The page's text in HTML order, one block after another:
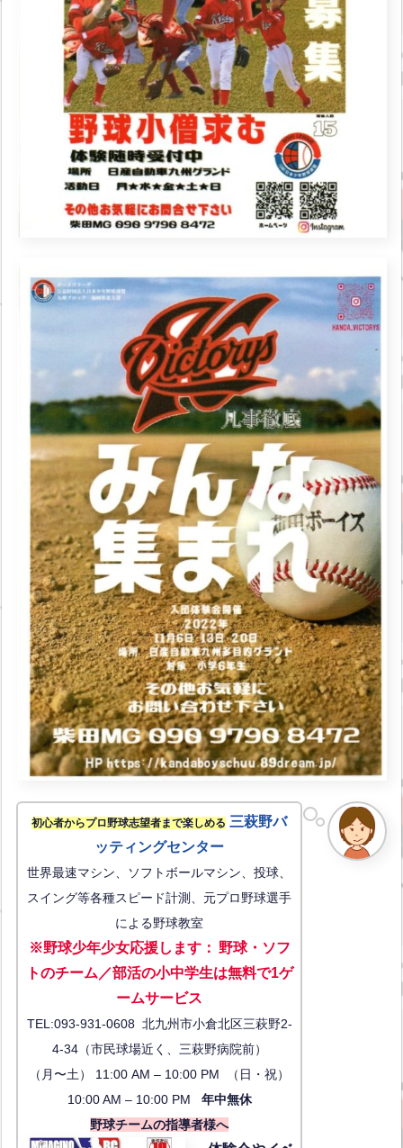
初心者からプロ野球志望者まで楽しめる 三萩野バ
ッティングセンター
世界最速マシン、ソフトボールマシン、投球、
スイング等各種スピード計測、元プロ野球選手
による野球教室
※野球少年少女応援します： 野球・ソフ
トのチーム／部活の小中学生は無料で1ゲ
ームサービス
TEL:093-931-0608 北九州市小倉北区三萩野2-
4-34（市民球場近く、三萩野病院前）
（月〜土） 11:00 AM – 10:00 PM （日・祝）
10:00 AM – 10:00 PM 年中無休
野球チームの指導者様へ